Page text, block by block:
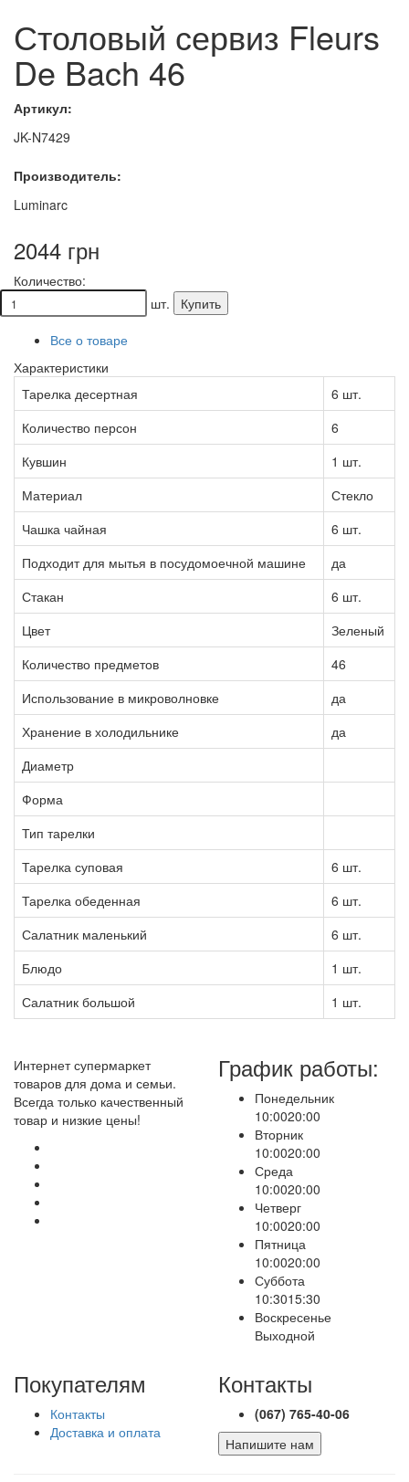
Столовый сервиз Fleurs
De Bach 46
Артикул:
JK-N7429
Производитель:
Luminarc
2044 грн
Количество:
шт.
Купить
Все о товаре
Характеристики
Тарелка десертная
6 шт.
Количество персон
6
Кувшин
1 шт.
Материал
Стекло
Чашка чайная
6 шт.
Подходит для мытья в посудомоечной машине
да
Стакан
6 шт.
Цвет
Зеленый
Количество предметов
46
Использование в микроволновке
да
Хранение в холодильнике
да
Диаметр
Форма
Тип тарелки
Тарелка суповая
6 шт.
Тарелка обеденная
6 шт.
Салатник маленький
6 шт.
Блюдо
1 шт.
Салатник большой
1 шт.
Интернет супермаркет
товаров для дома и семьи.
Всегда только качественный
товар и низкие цены!
График работы:
Понедельник
10:0020:00
Вторник
10:0020:00
Среда
10:0020:00
Четверг
10:0020:00
Пятница
10:0020:00
Суббота
10:3015:30
Воскресенье
Выходной
Покупателям
Контакты
Доставка и оплата
Контакты
(067) 765-40-06
Напишите нам